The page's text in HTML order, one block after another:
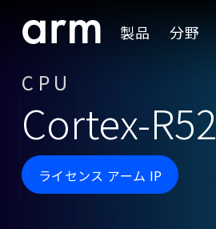
Skip to Footer 製品 分野
CPU
Cortex-R52
ライセンス アーム IP